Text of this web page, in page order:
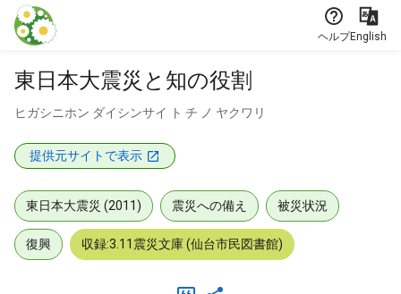
本文に飛ぶ
ヘルプEnglish
東日本大震災と知の役割
ヒガシニホン ダイシンサイ ト チ ノ ヤクワリ
提供元サイトで表示
東日本大震災 (2011) 震災への備え 被災状況
復興 収録:3.11震災文庫 (仙台市民図書館)